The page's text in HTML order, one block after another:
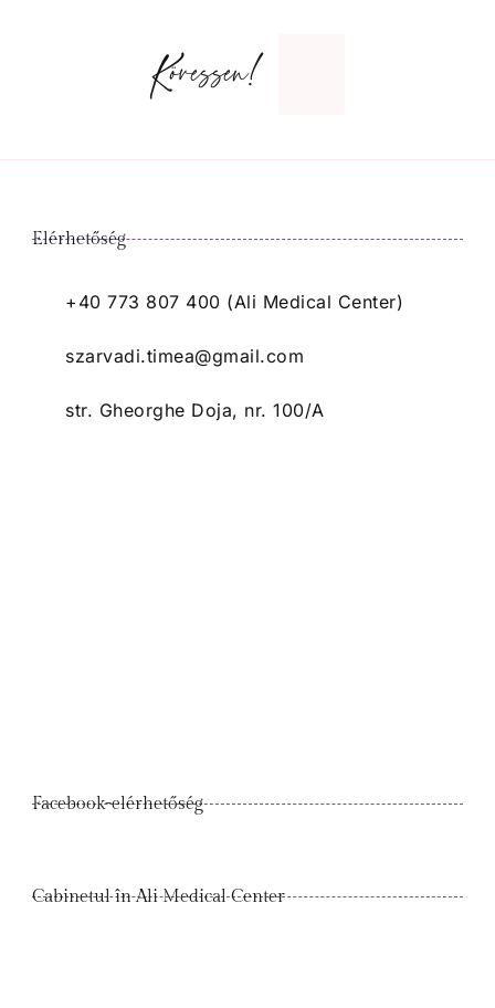
Kövessen!
Elérhetőség
+40 773 807 400 (Ali Medical Center)
szarvadi.timea@gmail.com
str. Gheorghe Doja, nr. 100/A
Facebook-elérhetőség
Cabinetul în Ali Medical Center